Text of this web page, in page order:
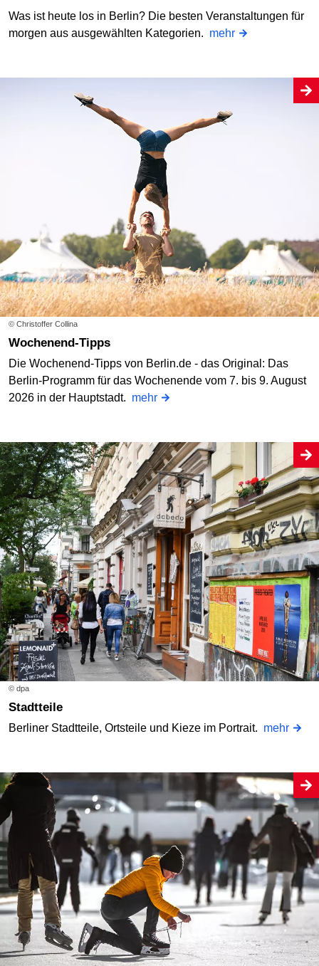
Was ist heute los in Berlin? Die besten Veranstaltungen für
morgen aus ausgewählten Kategorien. mehr
© Christoffer Collina
Wochenend-Tipps
Die Wochenend-Tipps von Berlin.de - das Original: Das
Berlin-Programm für das Wochenende vom 7. bis 9. August
2026 in der Hauptstadt. mehr
© dpa
Stadtteile
Berliner Stadtteile, Ortsteile und Kieze im Portrait. mehr